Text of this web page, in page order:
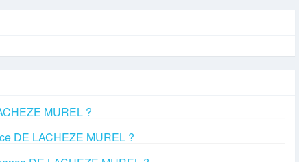
MUREL ?
DE LACHEZE MUREL ?